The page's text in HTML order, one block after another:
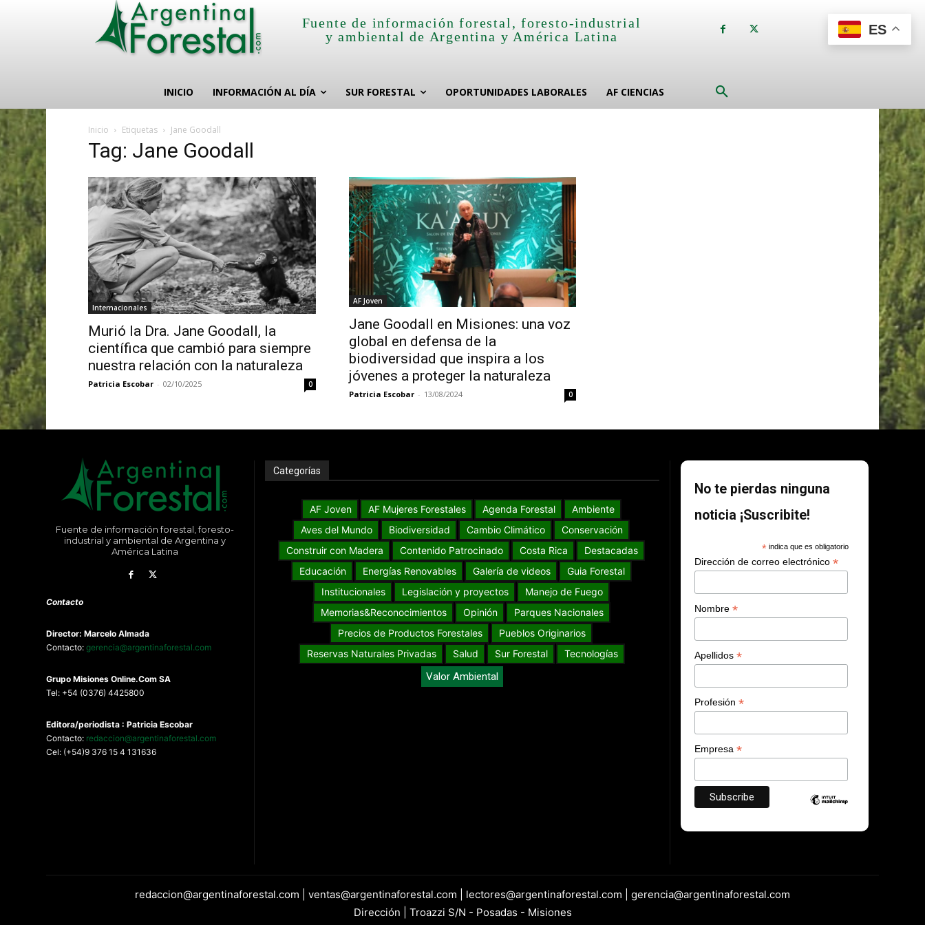
Fuente de información forestal, foresto-industrial
y ambiental de Argentina y América Latina
INICIO INFORMACIÓN AL DÍA SUR FORESTAL OPORTUNIDADES LABORALES AF CIENCIAS
Inicio Etiquetas Jane Goodall
Tag: Jane Goodall
Internacionales
Murió la Dra. Jane Goodall, la
científica que cambió para siempre
nuestra relación con la naturaleza
Patricia Escobar - 02/10/2025 0
AF Joven
Jane Goodall en Misiones: una voz
global en defensa de la
biodiversidad que inspira a los
jóvenes a proteger la naturaleza
Patricia Escobar - 13/08/2024 0
Fuente de información forestal, foresto-
industrial y ambiental de Argentina y
América Latina
Contacto
Director: Marcelo Almada
Contacto: gerencia@argentinaforestal.com
Grupo MisionesOnline.Com SA
Tel: +54 (0376) 4425800
Editora/periodista : Patricia Escobar
Contacto: redaccion@argentinaforestal.com
Cel: (+54)9 376 15 4 131636
Categorías
AF Joven AF Mujeres Forestales Agenda Forestal
Ambiente
Aves del Mundo
Biodiversidad Cambio Climático
Conservación
Construir con Madera
Contenido Patrocinado Costa Rica
Destacadas
Educación
Energías Renovables Galería de videos
Guia Forestal
Institucionales
Legislación y proyectos
Manejo de Fuego
Memorias&Reconocimientos
Opinión
Parques Nacionales
Precios de Productos Forestales
Pueblos Originarios
Reservas Naturales Privadas
Salud Sur Forestal Tecnologías
Valor Ambiental
No te pierdas ninguna
noticia ¡Suscribite!
*indica que es obligatorio
Dirección de correo electrónico*
Nombre*
Apellidos*
Profesión*
Empresa*
redaccion@argentinaforestal.com | ventas@argentinaforestal.com | lectores@argentinaforestal.com | gerencia@argentinaforestal.com
Dirección | Troazzi S/N - Posadas - Misiones
ES